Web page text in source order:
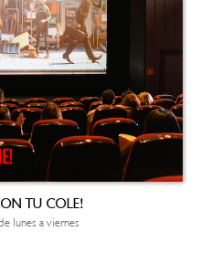
TU COLE!
lunes a viernes